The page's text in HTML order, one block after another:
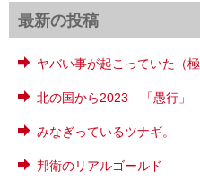
最新の投稿
ヤバい事が起こっていた（極
北の国から2023 「愚行」
みなぎっているツナギ。
邦衛のリアルゴールド